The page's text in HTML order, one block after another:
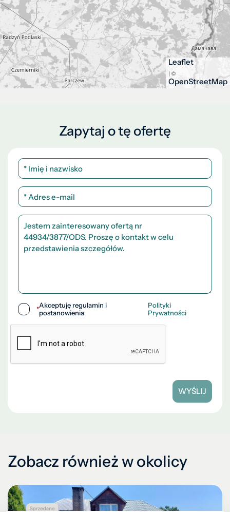
Leaflet
| ©
OpenStreetMap
Zapytaj o tę ofertę
*Akceptuję regulamin i
postanowienia
Polityki
Prywatności
WYŚLIJ
Zobacz również w okolicy